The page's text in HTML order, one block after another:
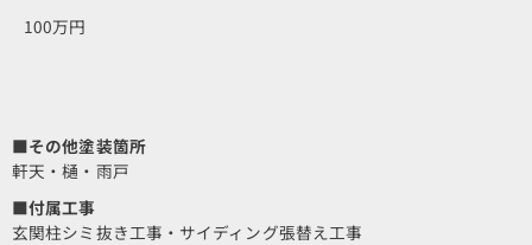
100万円
■その他塗装箇所
軒天・樋・雨戸
■付属工事
玄関柱シミ抜き工事・サイディング張替え工事